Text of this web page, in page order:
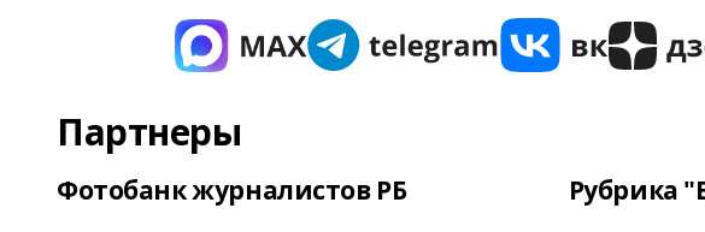
Партнеры
Фотобанк журналистов РБ Рубрика